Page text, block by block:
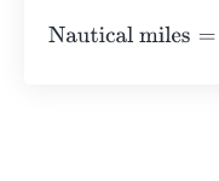
Nautical miles